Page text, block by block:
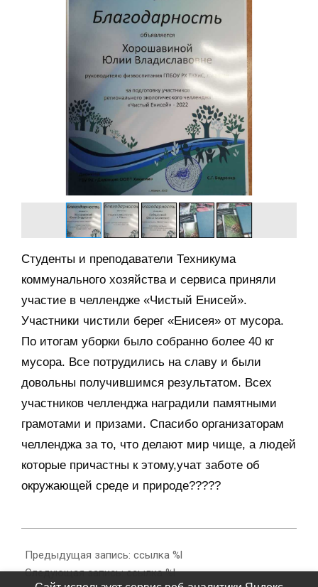
Студенты и преподаватели Техникума
коммунального хозяйства и сервиса приняли
участие в челлендже «Чистый Енисей».
Участники чистили берег «Енисея» от мусора.
По итогам уборки было собранно более 40 кг
мусора. Все потрудились на славу и были
довольны получившимся результатом. Всех
участников челленджа наградили памятными
грамотами и призами. Спасибо организаторам
челленджа за то, что делают мир чище, а людей
которые причастны к этому,учат заботе об
окружающей среде и природе?????
10-
12
Предыдущая запись: ссылка %l
Следующая запись: ссылка %l